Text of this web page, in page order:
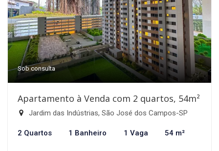
Sob consulta
Apartamento à Venda com 2 quartos, 54m²
Jardim das Indústrias, São José dos Campos-SP
2 Quartos 1 Banheiro 1 Vaga 54 m²